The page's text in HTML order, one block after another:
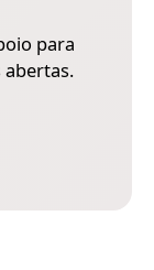
para
abertas.